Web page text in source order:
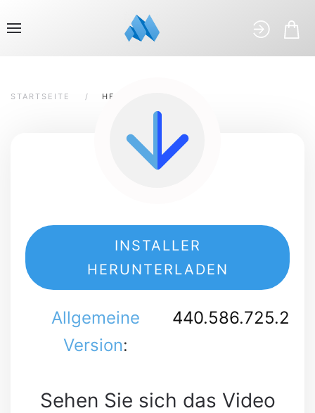
STARTSEITE HERUNTERLADEN
INSTALLER
HERUNTERLADEN
Allgemeine
Version:
440.586.725.2
Sehen Sie sich das Video